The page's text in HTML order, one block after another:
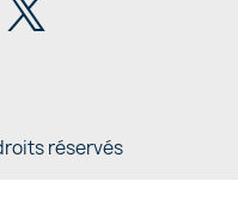
réservés